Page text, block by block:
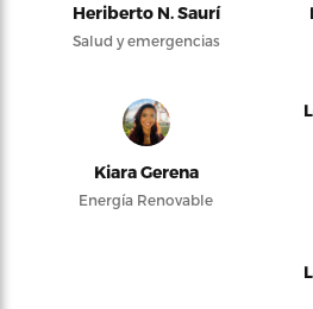
Heriberto N. Saurí
Salud y emergencias
Kiara Gerena
Energía Renovable